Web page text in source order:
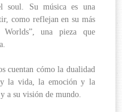
soul. Su música es una
como reflejan en su más
Worlds”, una pieza que
cuentan cómo la dualidad
la vida, la emoción y la
a su visión de mundo.